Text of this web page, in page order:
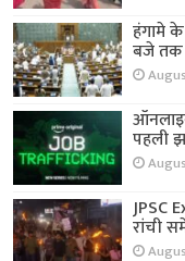
हंगामे
बजे तक
पहली
JPSC
रांची